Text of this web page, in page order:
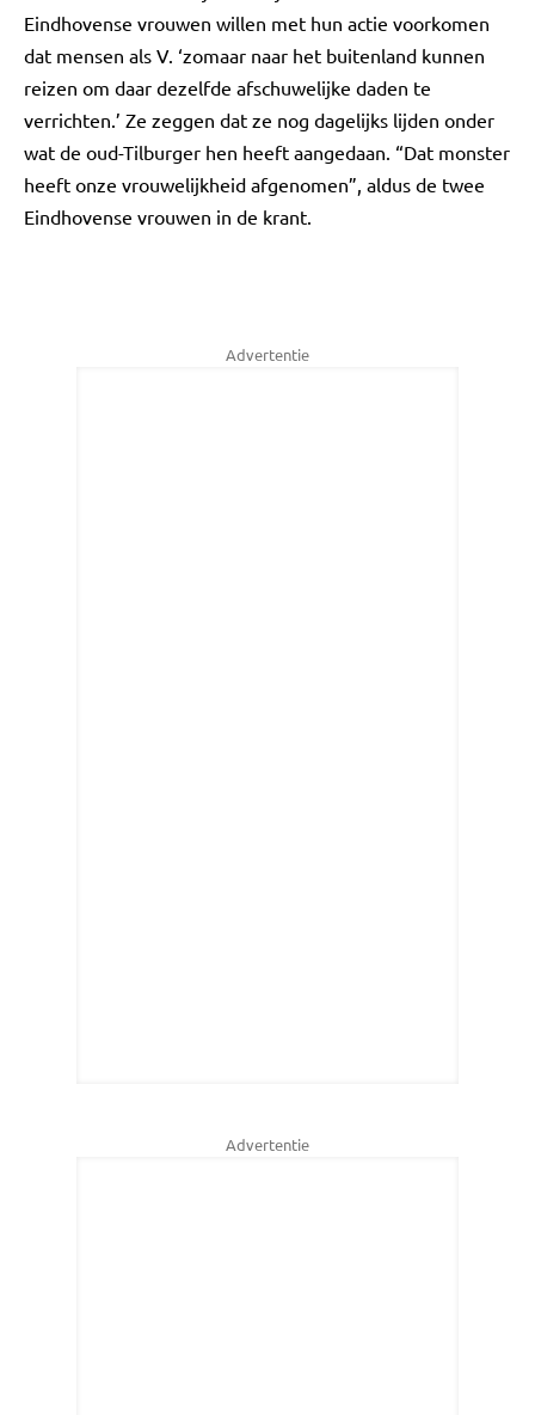
Eindhovense vrouwen willen met hun actie voorkomen
dat mensen als V. ‘zomaar naar het buitenland kunnen
reizen om daar dezelfde afschuwelijke daden te
verrichten.’ Ze zeggen dat ze nog dagelijks lijden onder
wat de oud-Tilburger hen heeft aangedaan. “Dat monster
heeft onze vrouwelijkheid afgenomen”, aldus de twee
Eindhovense vrouwen in de krant.
Advertentie
Advertentie